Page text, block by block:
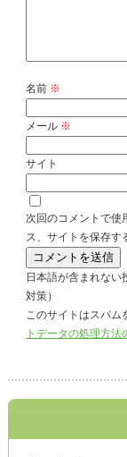
名前 ※
メール ※
サイト
次回のコメントで使
ス、サイトを保存す
日本語が含まれない
対策）
このサイトはスパム
トデータの処理方